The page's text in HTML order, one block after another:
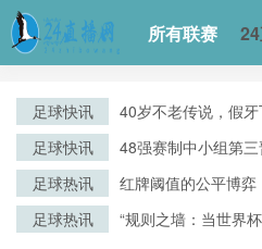
所有联赛
足球快讯
40岁不老传说，假
足球快讯
48强赛制中小组第
足球热讯
红牌阈值的公平博
足球热讯 “规则之墙：当世界